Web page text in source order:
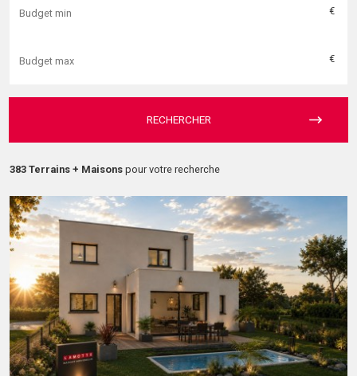
€
€
RECHERCHER
383 Terrains + Maisons pour votre recherche